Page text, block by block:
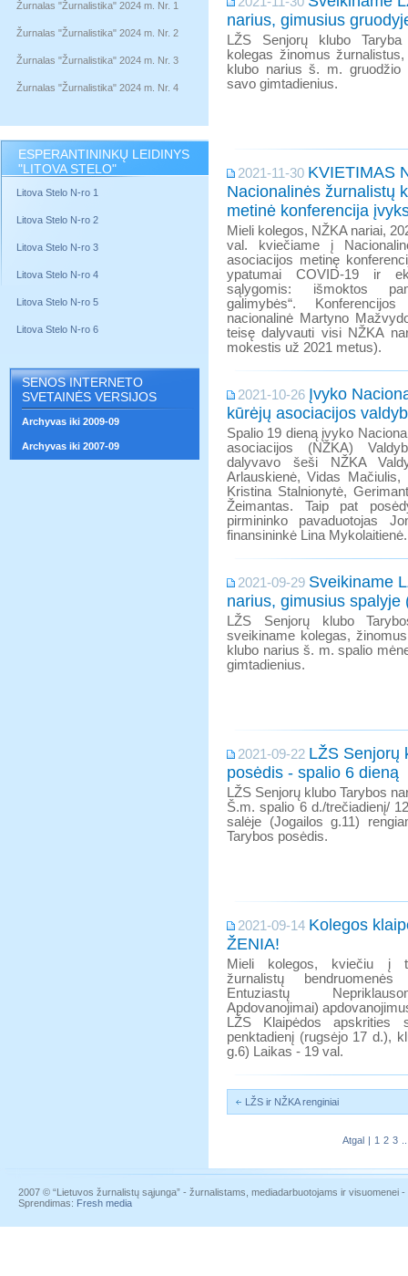
Žurnalas "Žurnalistika" 2024 m. Nr. 1
Žurnalas "Žurnalistika" 2024 m. Nr. 2
Žurnalas "Žurnalistika" 2024 m. Nr. 3
Žurnalas "Žurnalistika" 2024 m. Nr. 4
ESPERANTININKŲ LEIDINYS
"LITOVA STELO"
Litova Stelo N-ro 1
Litova Stelo N-ro 2
Litova Stelo N-ro 3
Litova Stelo N-ro 4
Litova Stelo N-ro 5
Litova Stelo N-ro 6
SENOS INTERNETO
SVETAINĖS VERSIJOS
Archyvas iki 2009-09
Archyvas iki 2007-09
narius, gimusius
LŽS Senjorų klubo
kolegas žinomus
klubo narius š. m. gruodžio
savo gimtadienius.
2021-11-30 KVIETIMAS
Nacionalinės žurnalistų
metinė konferencija
Mieli kolegos, NŽKA nariai,
val. kviečiame į
asociacijos metinę
ypatumai COVID-19 ir
sąlygomis: išmoktos
galimybės“.
nacionalinė Martyno
teisę dalyvauti visi NŽKA
mokestis už 2021 metus).
2021-10-26 Įvyko
kūrėjų asociacijos
Spalio 19 dieną įvyko
asociacijos (NŽKA)
dalyvavo šeši NŽKA
Arlauskienė, Vidas Mačiulis,
Kristina Stalnionytė,
Žeimantas. Taip pat
pirmininko pavaduotojas
finansininkė Lina Mykolaitienė.
2021-09-29 Sveikiname
narius, gimusius spalyje
LŽS Senjorų klubo
sveikiname kolegas,
klubo narius š. m. spalio
gimtadienius.
2021-09-22 LŽS Senjorų
posėdis - spalio 6 dieną
LŽS Senjorų klubo Tarybos
Š.m. spalio 6 d./trečiadienį/
salėje (Jogailos g.11)
Tarybos posėdis.
2021-09-14 Kolegos
ŽENIA!
Mieli kolegos, kviečiu į
žurnalistų
Entuziastų
Apdovanojimai)
LŽS Klaipėdos apskrities
penktadienį (rugsėjo 17 d.),
g.6) Laikas - 19 val.
LŽS ir NŽKA renginiai
Atgal | 1 2 3
2007 © “Lietuvos žurnalistų sąjunga” - žurnalistams, mediadarbuotojams ir visuomenei
Sprendimas: Fresh media